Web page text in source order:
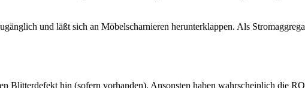
und läßt sich an Möbelscharnieren herunterklappen. Als
Blitterdefekt hin (sofern vorhanden). Ansonsten haben wahrscheinlich die